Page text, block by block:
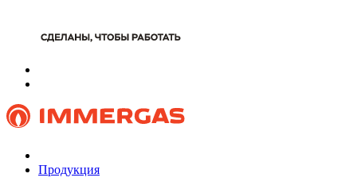
Продукция